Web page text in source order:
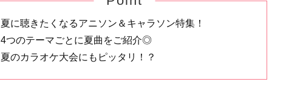
夏に聴きたくなるアニソン＆キャラソン特集！
4つのテーマごとに夏曲をご紹介◎
夏のカラオケ大会にもピッタリ！？